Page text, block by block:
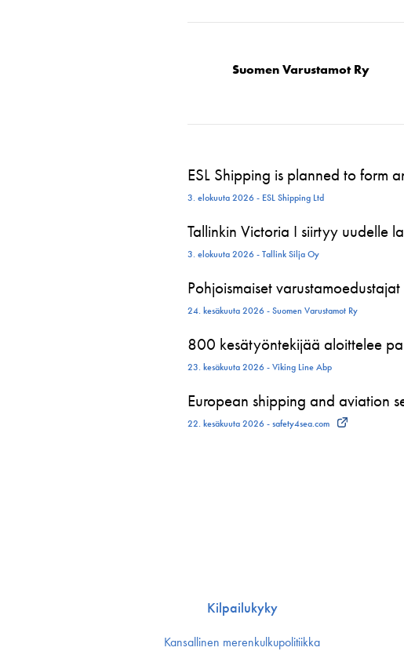
Suomen Varustamot Ry
ESL Shipping is planned to form
3. elokuuta 2026 - ESL Shipping Ltd
Tallinkin Victoria I siirtyy uudelle
3. elokuuta 2026 - Tallink Silja Oy
Pohjoismaiset
24. kesäkuuta 2026 - Suomen Varustamot Ry
800 kesätyöntekijää aloittelee
23. kesäkuuta 2026 - Viking Line Abp
European shipping and aviation
22. kesäkuuta 2026 - safety4sea.com
Kilpailukyky
Kansallinen merenkulku­politiikka